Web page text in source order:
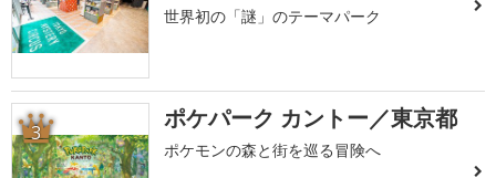
世界初の「謎」のテーマパーク
3 ポケパーク カントー／東京都
ポケモンの森と街を巡る冒険へ